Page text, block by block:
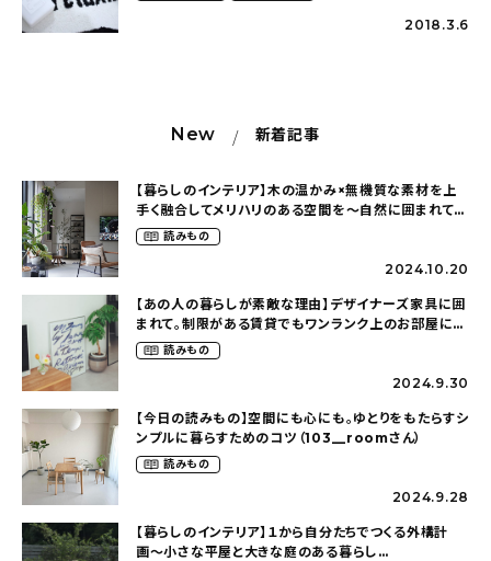
2018.3.6
New 新着記事
【暮らしのインテリア】木の温かみ×無機質な素材を上
手く融合してメリハリのある空間を〜自然に囲まれて暮
らす（ki_no_ieさん）
読みもの
2024.10.20
【あの人の暮らしが素敵な理由】デザイナーズ家具に囲
まれて。制限がある賃貸でもワンランク上のお部屋に〜
狭くても好きな暮らしのこと（_____chika708さん）
読みもの
2024.9.30
【今日の読みもの】空間にも心にも。ゆとりをもたらすシ
ンプルに暮らすためのコツ（103__roomさん）
読みもの
2024.9.28
【暮らしのインテリア】１から自分たちでつくる外構計
画〜小さな平屋と大きな庭のある暮らし